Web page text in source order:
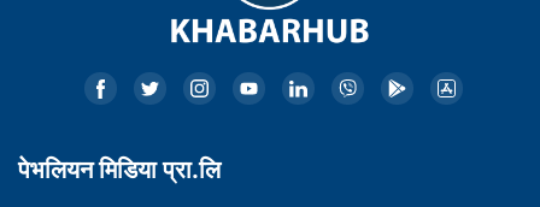
पेभलियन मिडिया प्रा.लि